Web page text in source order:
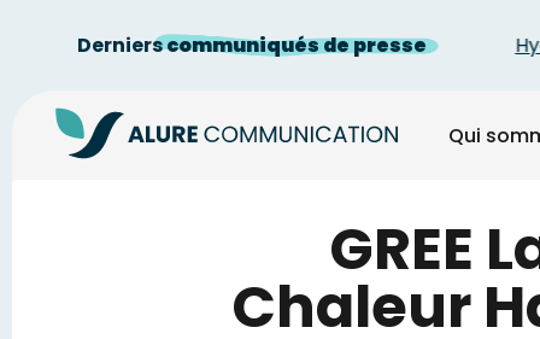
Dernierscommuniqués de presse
Qui
GREE
Chaleur